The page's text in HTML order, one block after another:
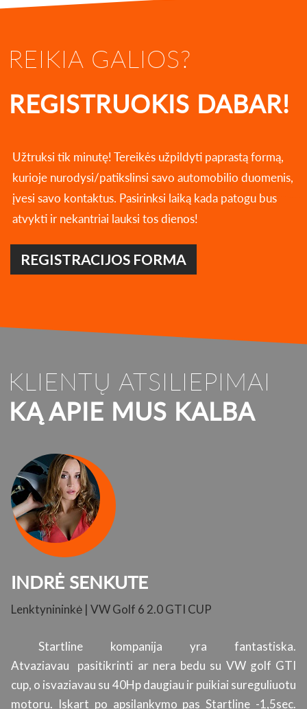
REIKIA GALIOS?
REGISTRUOKIS DABAR!
Užtruksi tik minutę! Tereikės užpildyti paprastą formą,
kurioje nurodysi/patikslinsi savo automobilio duomenis,
įvesi savo kontaktus. Pasirinksi laiką kada patogu bus
atvykti ir nekantriai lauksi tos dienos!
REGISTRACIJOS FORMA
KLIENTŲ ATSILIEPIMAI
KĄ APIE MUS KALBA
INDRĖ SENKUTE
Lenktynininkė | VW Golf 6 2.0 GTI CUP
Startline kompanija yra fantastiska.
Atvaziavau pasitikrinti ar nera bedu su VW golf GTI
cup, o isvaziavau su 40Hp daugiau ir puikiai sureguliuotu
motoru. Iskart po apsilankymo pas Startline -1,5sec.